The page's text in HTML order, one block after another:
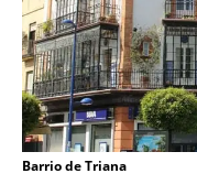
Barrio de Triana